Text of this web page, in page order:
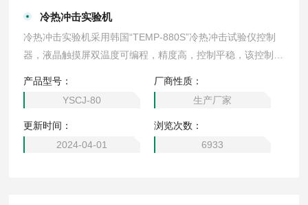
冷热冲击实验机
冷热冲击实验机采用韩国“TEMP-880S”冷热冲击试验仪控制
器，液晶触摸屏双温度可编程，精度高，控制平稳，该控制器
间、加热器等工作状态均可直观显示，同时具有试验自动运行
及PID参数自整定功能。
产品型号：
YSCJ-80
厂商性质：
生产厂家
更新时间：
2024-04-01
浏览次数：
6933